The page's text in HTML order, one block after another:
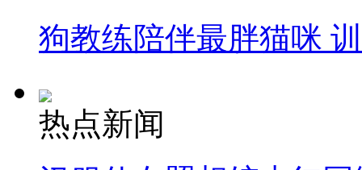
狗教练陪伴最胖猫咪
热点新闻